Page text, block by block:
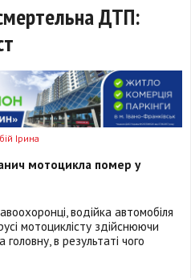
ДТП:
Ірина
мотоцикла помер у
водійка автомобіля
мотоциклісту здійснюючи
в результаті чого